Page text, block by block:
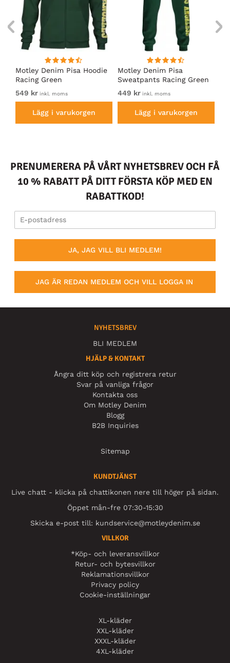
Motley Denim Pisa Hoodie
Racing Green
549 kr inkl. moms
Lägg i varukorgen
Motley Denim Pisa
Sweatpants Racing Green
449 kr inkl. moms
Lägg i varukorgen
PRENUMERERA PÅ VÅRT NYHETSBREV OCH FÅ
10 % RABATT PÅ DITT FÖRSTA KÖP MED EN
RABATTKOD!
JA, JAG VILL BLI MEDLEM!
JAG ÄR REDAN MEDLEM OCH VILL LOGGA IN
NYHETSBREV
BLI MEDLEM
HJÄLP & KONTAKT
Ångra ditt köp och registrera retur
Svar på vanliga frågor
Kontakta oss
Om Motley Denim
Blogg
B2B Inquiries
Sitemap
KUNDTJÄNST
Live chatt - klicka på chattikonen nere till höger på sidan.
Öppet mån-fre 07:30-15:30
Skicka e-post till: kundservice@motleydenim.se
VILLKOR
*Köp- och leveransvillkor
Retur- och bytesvillkor
Reklamationsvillkor
Privacy policy
Cookie-inställningar
XL-kläder
XXL-kläder
XXXL-kläder
4XL-kläder